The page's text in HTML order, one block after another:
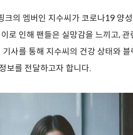
크의 멤버인 지수씨가 코로나19 양
로 인해 팬들은 실망감을 느끼고,
기사를 통해 지수씨의 건강 상태와
보를 전달하고자 합니다.